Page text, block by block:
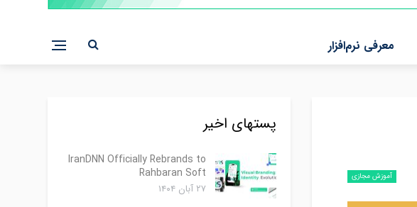
معرفی نرم‌افزار
آموزش مجازی
پستهای اخیر
IranDNN Officially Rebrands to
Rahbaran Soft
۲۷ آبان ۱۴۰۴